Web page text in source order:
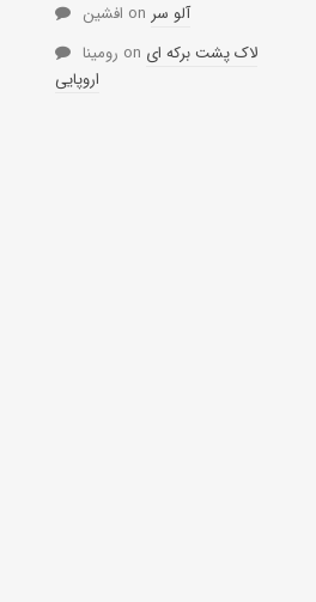
افشین on آلو سر
رومینا on لاک پشت برکه ای
اروپایی